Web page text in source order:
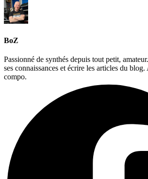
BoZ
Passionné de synthés depuis tout petit,
ses connaissances et écrire les articles du
compo.